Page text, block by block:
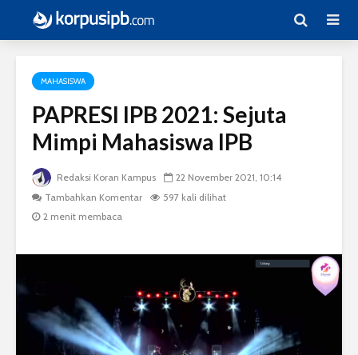
MAHASISWA
PAPRESI IPB 2021: Sejuta
Mimpi Mahasiswa IPB
Redaksi Koran Kampus
22 November 2021, 10:14
Tambahkan Komentar
597 kali dilihat
2 menit membaca